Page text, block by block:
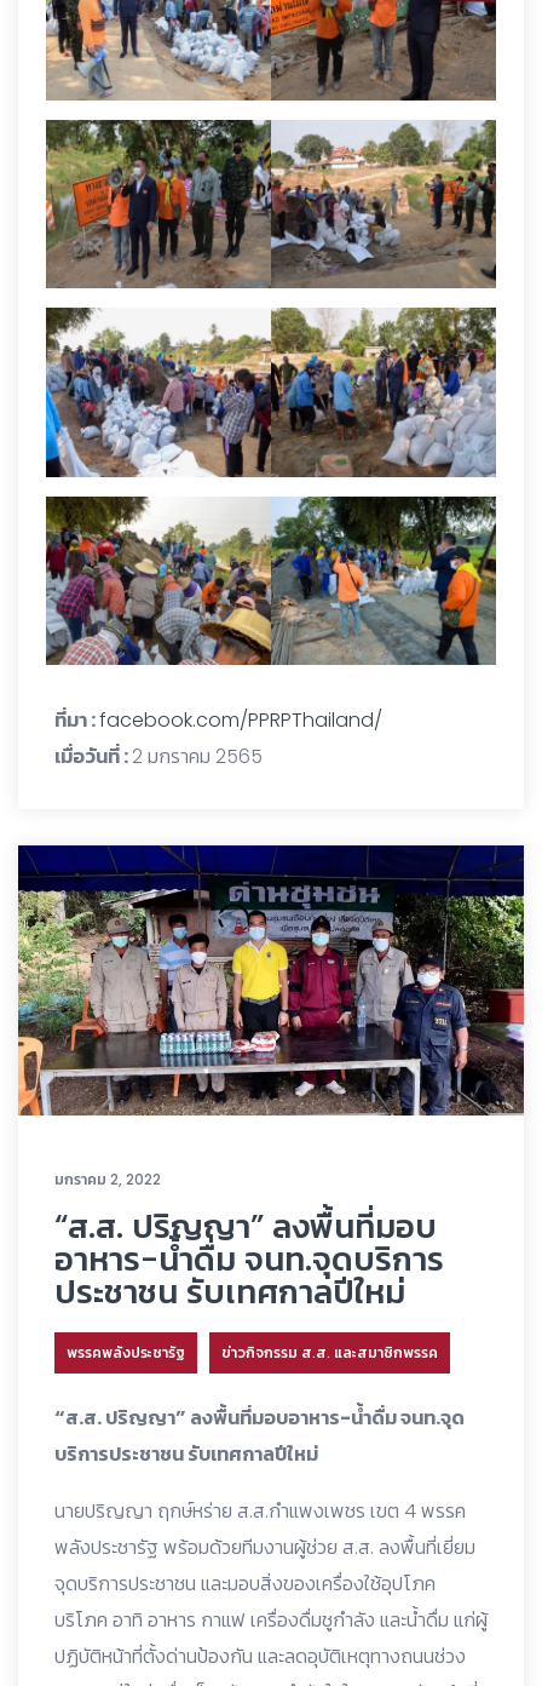
ที่มา :facebook.com/PPRPThailand/
เมื่อวันที่ :2 มกราคม 2565
มกราคม 2, 2022
“ส.ส. ปริญญา” ลงพื้นที่มอบ
อาหาร-น้ำดื่ม จนท.จุดบริการ
ประชาชน รับเทศกาลปีใหม่
พรรคพลังประชารัฐ ข่าวกิจกรรม ส.ส. และสมาชิกพรรค
“ส.ส. ปริญญา” ลงพื้นที่มอบอาหาร-น้ำดื่ม จนท.จุด
บริการประชาชน รับเทศกาลปีใหม่
นายปริญญา ฤกษ์หร่าย ส.ส.กำแพงเพชร เขต 4 พรรค
พลังประชารัฐ พร้อมด้วยทีมงานผู้ช่วย ส.ส. ลงพื้นที่เยี่ยม
จุดบริการประชาชน และมอบสิ่งของเครื่องใช้อุปโภค
บริโภค อาทิ อาหาร กาแฟ เครื่องดื่มชูกำลัง และน้ำดื่ม แก่ผู้
ปฏิบัติหน้าที่ตั้งด่านป้องกัน และลดอุบัติเหตุทางถนนช่วง